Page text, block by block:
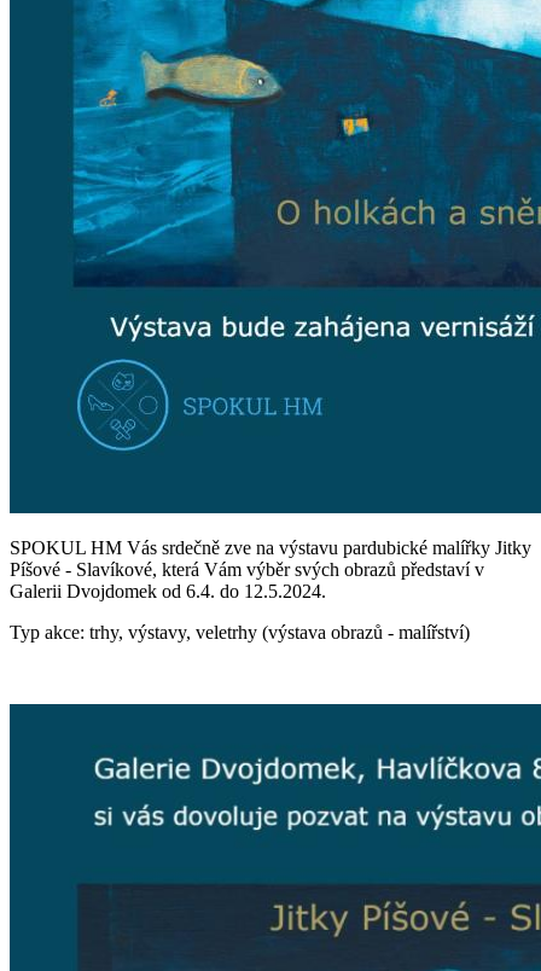
SPOKUL HM Vás srdečně zve na výstavu pardubické malířky Jitky
Píšové - Slavíkové, která Vám výběr svých obrazů představí v
Galerii Dvojdomek od 6.4. do 12.5.2024.
Typ akce: trhy, výstavy, veletrhy (výstava obrazů - malířství)